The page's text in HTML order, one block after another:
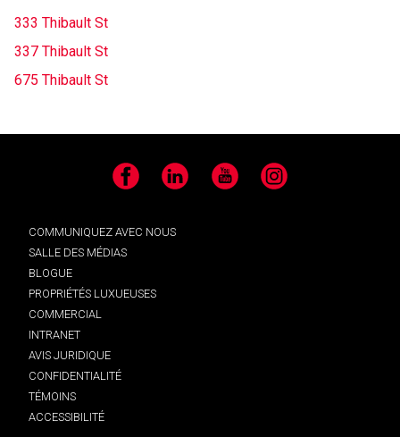
333 Thibault St
337 Thibault St
675 Thibault St
Facebook LinkedIn YouTube Instagram
COMMUNIQUEZ AVEC NOUS
SALLE DES MÉDIAS
BLOGUE
PROPRIÉTÉS LUXUEUSES
COMMERCIAL
INTRANET
AVIS JURIDIQUE
CONFIDENTIALITÉ
TÉMOINS
ACCESSIBILITÉ